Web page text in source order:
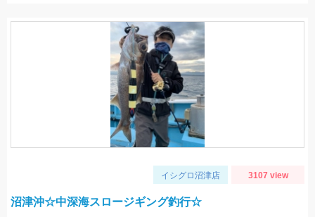
イシグロ沼津店 3107 view
沼津沖☆中深海スロージギング釣行☆